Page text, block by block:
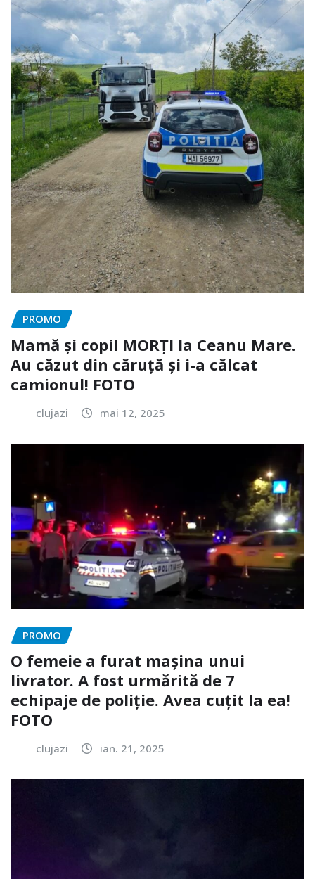
PROMO
Mamă și copil MORȚI la Ceanu Mare.
Au căzut din căruță și i-a călcat
camionul! FOTO
clujazi mai 12, 2025
PROMO
O femeie a furat mașina unui
livrator. A fost urmărită de 7
echipaje de poliție. Avea cuțit la ea!
FOTO
clujazi ian. 21, 2025